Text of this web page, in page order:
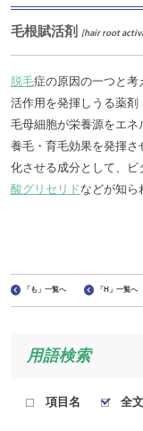
毛根賦活剤 [hair root
脱毛症の原因の一つと考
活作用を発揮しうる薬剤
毛母細胞が栄養源をエネ
養毛・育毛効果を発揮
化させる成分として、ビ
酸グリセリドなどが知ら
「も」一覧へ 「H」一覧へ
用語検索
項目名 全文